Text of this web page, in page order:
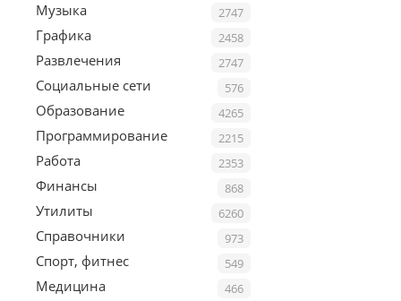
2747
Музыка
2458
Графика
2747
Развлечения
576
Социальные сети
4265
Образование
2215
Программирование
2353
Работа
868
Финансы
6260
Утилиты
973
Справочники
549
Спорт, фитнес
466
Медицина